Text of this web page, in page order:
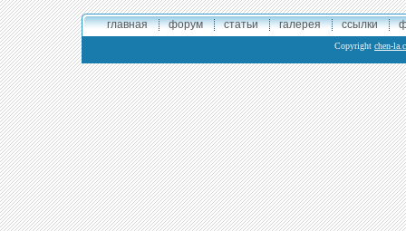
главная форум статьи галерея ссылки
Copyright chen-